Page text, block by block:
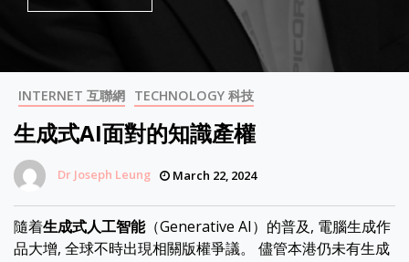
INTERNET 互聯網 TECHNOLOGY 科技
生成式AI面對的知識產權
Dr Joseph Leung March 22, 2024
隨着生成式人工智能（Generative AI）的普及, 電腦生成作
品大增, 全球不時出現相關版權爭議。 儘管本港仍未有生成